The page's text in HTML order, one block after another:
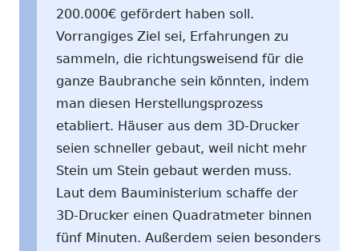
200.000€ gefördert haben soll.
Vorrangiges Ziel sei, Erfahrungen zu
sammeln, die richtungsweisend für die
ganze Baubranche sein könnten, indem
man diesen Herstellungsprozess
etabliert. Häuser aus dem 3D-Drucker
seien schneller gebaut, weil nicht mehr
Stein um Stein gebaut werden muss.
Laut dem Bauministerium schaffe der
3D-Drucker einen Quadratmeter binnen
fünf Minuten. Außerdem seien besonders